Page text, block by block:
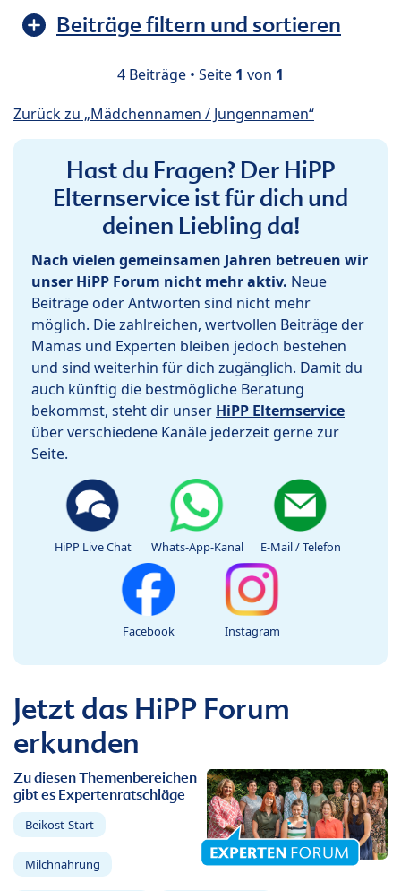
Beiträge filtern und sortieren
4 Beiträge • Seite 1 von 1
Zurück zu „Mädchennamen / Jungennamen“
Hast du Fragen? Der HiPP
Elternservice ist für dich und
deinen Liebling da!
Nach vielen gemeinsamen Jahren betreuen wir
unser HiPP Forum nicht mehr aktiv. Neue
Beiträge oder Antworten sind nicht mehr
möglich. Die zahlreichen, wertvollen Beiträge der
Mamas und Experten bleiben jedoch bestehen
und sind weiterhin für dich zugänglich. Damit du
auch künftig die bestmögliche Beratung
bekommst, steht dir unser HiPP Elternservice
über verschiedene Kanäle jederzeit gerne zur
Seite.
HiPP Live Chat Whats-App-Kanal E-Mail / Telefon
Facebook Instagram
Jetzt das HiPP Forum
erkunden
Zu diesen Themenbereichen
gibt es Expertenratschläge
Beikost-Start
Milchnahrung